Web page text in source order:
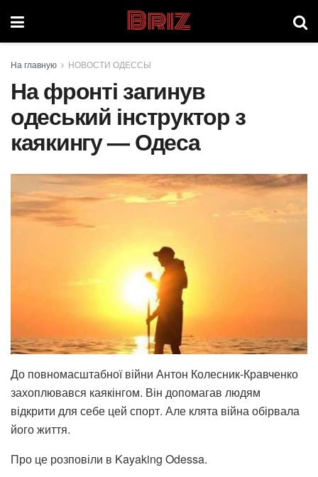
Briz
На главную НОВОСТИ ОДЕССЫ
На фронті загинув
одеський інструктор з
каякингу — Одеса
До повномасштабної війни Антон Колесник-Кравченко
захоплювався каякінгом. Він допомагав людям
відкрити для себе цей спорт. Але клята війна обірвала
його життя.
Про це розповіли в Kayaking Odessa.